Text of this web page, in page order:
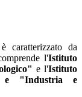
è caratterizzato da
l'Istituto
e l'Istituto
e "Industria e